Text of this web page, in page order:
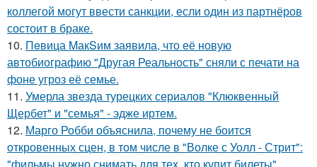
коллегой могут ввести санкции, если один из партнёров
состоит в браке.
10. Пeвица MакSим заявила, что её новую
автобиографию "Другая Реальность" сняли с печати на
фоне угроз её семье.
11. Умерла звезда турецких сериалов "Клюквенный
Щербет" и "семья" - эдже иртем.
12. Марго Робби объяснила, почему не боится
откровенных сцен, в том числе в "Волке с Уолл - Стрит":